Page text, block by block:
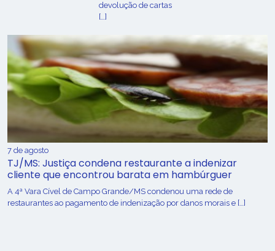
devolução de cartas
[…]
7 de agosto
TJ/MS: Justiça condena restaurante a indenizar
cliente que encontrou barata em hambúrguer
A 4ª Vara Cível de Campo Grande/MS condenou uma rede de
restaurantes ao pagamento de indenização por danos morais e […]